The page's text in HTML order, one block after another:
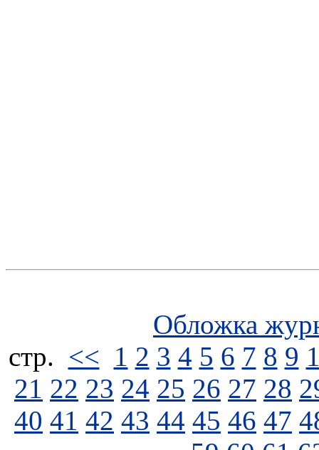
Обложка
стp. << 1 2 3 4 5 6 7 8 9
21 22 23 24 25 26 27 28
40 41 42 43 44 45 46 47